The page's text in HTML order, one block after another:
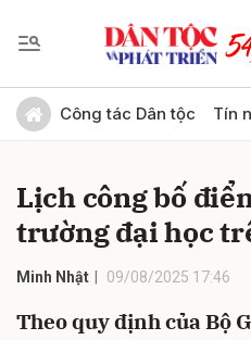
Công tác Dân tộc Tín
Lịch công bố
trường đại học
Minh Nhật 09/08/2025 17:46
Theo quy định của Bộ
Gửi bình luận